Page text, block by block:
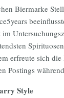
Biermarke
erfreute sich
Postings
Style